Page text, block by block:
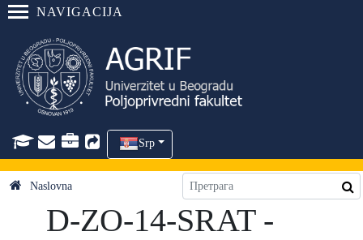
NAVIGACIJA
Srp
Naslovna
D-ZO-14-SRAT -